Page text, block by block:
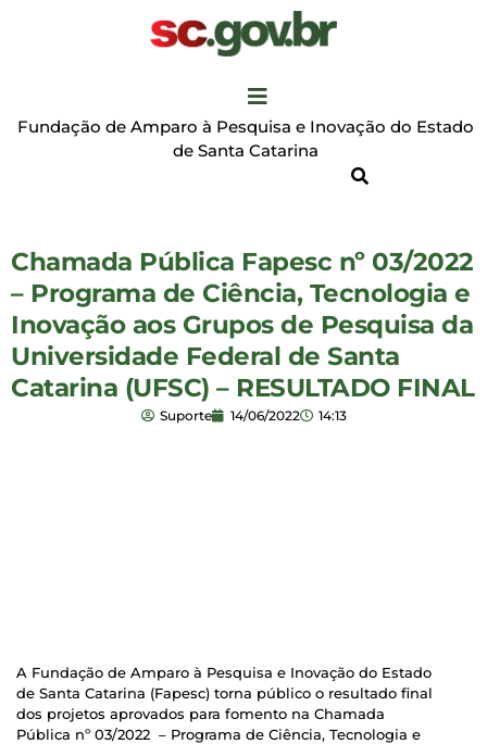
Fundação de Amparo à Pesquisa e Inovação do Estado
de Santa Catarina
Chamada Pública Fapesc nº 03/2022
– Programa de Ciência, Tecnologia e
Inovação aos Grupos de Pesquisa da
Universidade Federal de Santa
Catarina (UFSC) – RESULTADO FINAL
Suporte 14/06/2022 14:13
A Fundação de Amparo à Pesquisa e Inovação do Estado
de Santa Catarina (Fapesc) torna público o resultado final
dos projetos aprovados para fomento na Chamada
Pública nº 03/2022 – Programa de Ciência, Tecnologia e